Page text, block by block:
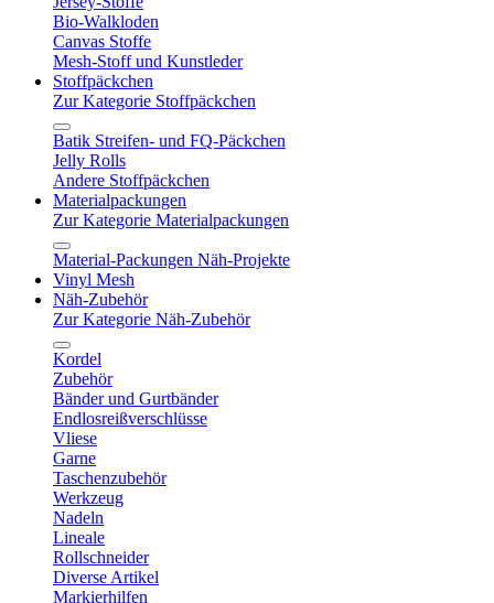
Bio-Walkloden
Canvas Stoffe
Mesh-Stoff und Kunstleder
Stoffpäckchen
Zur Kategorie Stoffpäckchen
Batik Streifen- und FQ-Päckchen
Jelly Rolls
Andere Stoffpäckchen
Materialpackungen
Zur Kategorie Materialpackungen
Material-Packungen Näh-Projekte
Vinyl Mesh
Näh-Zubehör
Zur Kategorie Näh-Zubehör
Kordel
Zubehör
Bänder und Gurtbänder
Endlosreißverschlüsse
Vliese
Garne
Taschenzubehör
Werkzeug
Nadeln
Lineale
Rollschneider
Diverse Artikel
Markierhilfen